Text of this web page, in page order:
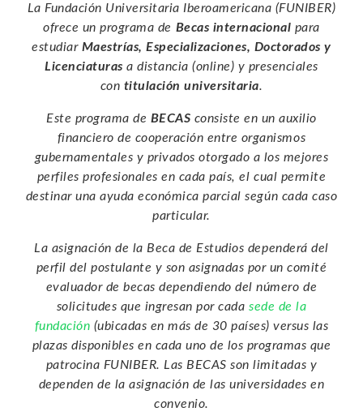
La Fundación Universitaria Iberoamericana (FUNIBER)
ofrece un programa de Becas internacional para
estudiar Maestrías, Especializaciones, Doctorados y
Licenciaturas a distancia (online) y presenciales
con titulación universitaria.
Este programa de BECAS consiste en un auxilio
financiero de cooperación entre organismos
gubernamentales y privados otorgado a los mejores
perfiles profesionales en cada país, el cual permite
destinar una ayuda económica parcial según cada caso
particular.
La asignación de la Beca de Estudios dependerá del
perfil del postulante y son asignadas por un comité
evaluador de becas dependiendo del número de
solicitudes que ingresan por cada sede de la
fundación (ubicadas en más de 30 países) versus las
plazas disponibles en cada uno de los programas que
patrocina FUNIBER. Las BECAS son limitadas y
dependen de la asignación de las universidades en
convenio.